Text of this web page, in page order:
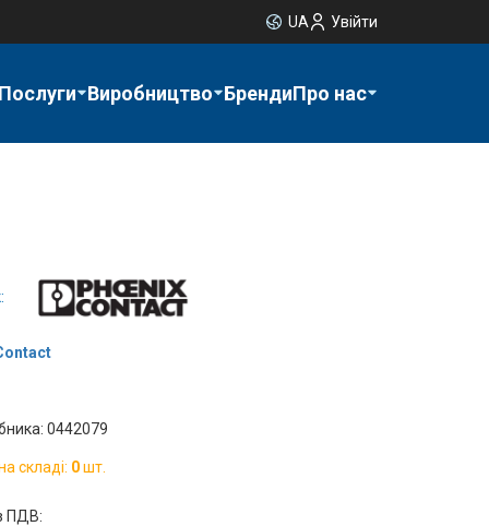
UA Увійти
Послуги Виробництво БрендиПро нас
0442079
складі: 0шт.
ПДВ: